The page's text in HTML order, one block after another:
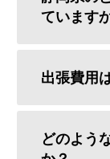
ています
出張費用
どのよう